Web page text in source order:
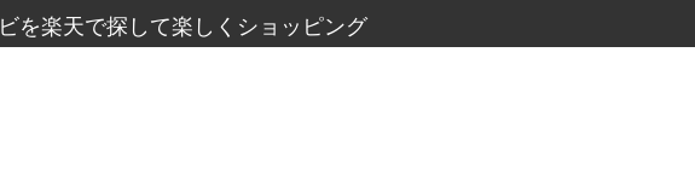
を楽天で探して楽しくショッピング